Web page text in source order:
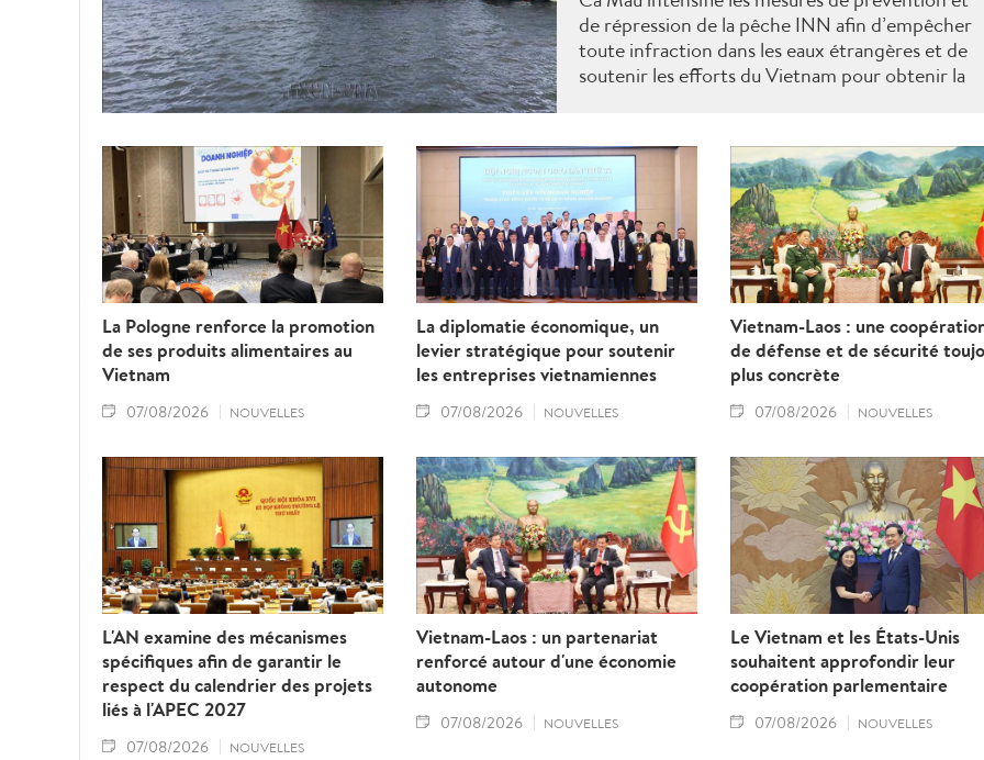
de répression de la pêche INN afin d’empêcher
toute infraction dans les eaux étrangères et de
soutenir les efforts du Vietnam pour obtenir la
La Pologne renforce la promotion
de ses produits alimentaires au
Vietnam
07/08/2026 NOUVELLES
La diplomatie économique, un
levier stratégique pour soutenir
les entreprises vietnamiennes
07/08/2026 NOUVELLES
Vietnam-Laos : une
de défense et de sécurité
plus concrète
07/08/2026 NOUVELLES
L'AN examine des mécanismes
spécifiques afin de garantir le
respect du calendrier des projets
liés à l'APEC 2027
07/08/2026 NOUVELLES
Vietnam-Laos : un partenariat
renforcé autour d'une économie
autonome
07/08/2026 NOUVELLES
Le Vietnam et les États-Unis
souhaitent approfondir leur
coopération parlementaire
07/08/2026 NOUVELLES